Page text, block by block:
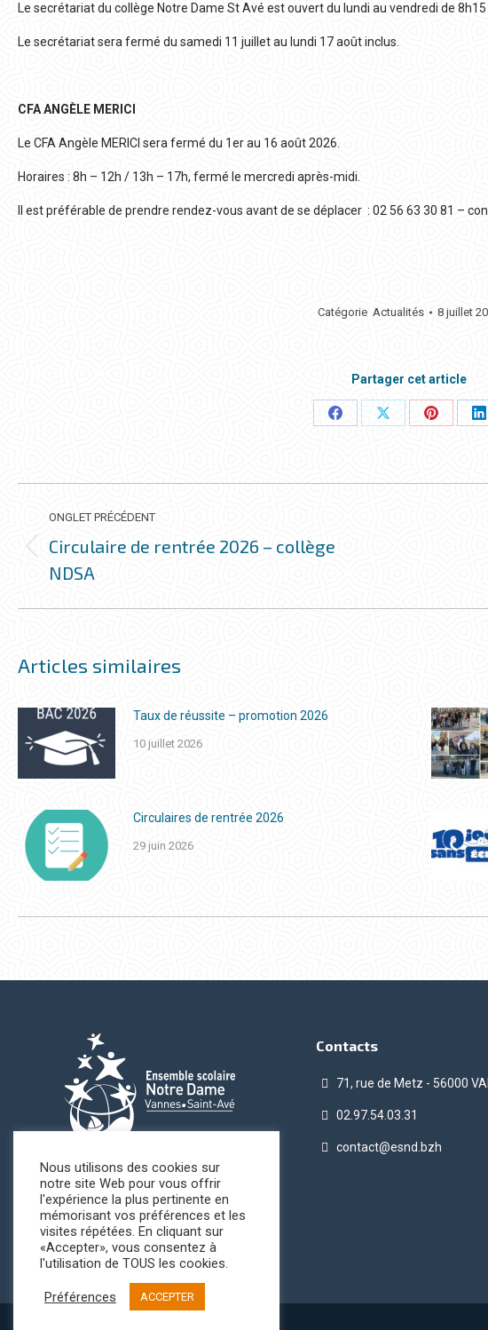
Le secrétariat du collège Notre Dame St Avé est ouvert du lundi au vendredi de
Le secrétariat sera fermé du samedi 11 juillet au lundi 17 août inclus.
CFA ANGÈLE MERICI
Le CFA Angèle MERICI sera fermé du 1er au 16 août 2026.
Horaires : 8h – 12h / 13h – 17h, fermé le mercredi après-midi.
Il est préférable de prendre rendez-vous avant de se déplacer : 02 56 63 30 81 –
CatégorieActualités 8 juillet
Partager cet article
PartagerPartagerPartager
NAVIGATION
DE
COMMENTAIRE
ONGLET PRÉCÉDENT
précédent
Circulaire de rentrée 2026 – collège
NDSA
Articles similaires
Taux de réussite – promotion 2026
10 juillet 2026
Circulaires de rentrée 2026
29 juin 2026
Contacts
71, rue de Metz - 56000
02.97.54.03.31
contact@esnd.bzh
Nous utilisons des cookies sur
notre site Web pour vous offrir
l'expérience la plus pertinente en
mémorisant vos préférences et les
visites répétées. En cliquant sur
«Accepter», vous consentez à
l'utilisation de TOUS les cookies.
Préférences ACCEPTER